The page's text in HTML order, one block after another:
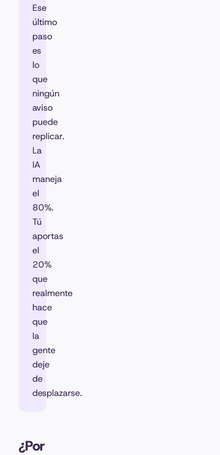
Ese
último
paso
es
lo
que
ningún
aviso
puede
replicar.
La
IA
maneja
el
80%.
Tú
aportas
el
20%
que
realmente
hace
que
la
gente
deje
de
desplazarse.
¿Por